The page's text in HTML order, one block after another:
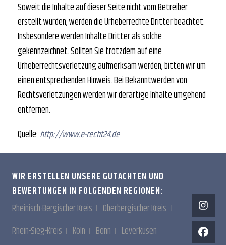
Soweit die Inhalte auf dieser Seite nicht vom Betreiber
erstellt wurden, werden die Urheberrechte Dritter beachtet.
Insbesondere werden Inhalte Dritter als solche
gekennzeichnet. Sollten Sie trotzdem auf eine
Urheberrechtsverletzung aufmerksam werden, bitten wir um
einen entsprechenden Hinweis. Bei Bekanntwerden von
Rechtsverletzungen werden wir derartige Inhalte umgehend
entfernen.
Quelle: http://www.e-recht24.de
WIR ERSTELLEN UNSERE GUTACHTEN UND
BEWERTUNGEN IN FOLGENDEN REGIONEN:
Rheinisch-Bergischer Kreis
Oberbergischer Kreis
Rhein-Sieg-Kreis
Köln Bonn Leverkusen